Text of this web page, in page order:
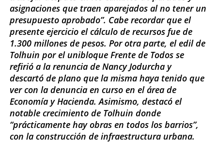
asignaciones que traen aparejados al no tener un
presupuesto aprobado”. Cabe recordar que el
presente ejercicio el cálculo de recursos fue de
1.300 millones de pesos. Por otra parte, el edil de
Tolhuin por el unibloque Frente de Todos se
refirió a la renuncia de Nancy Jodurcha y
descartó de plano que la misma haya tenido que
ver con la denuncia en curso en el área de
Economía y Hacienda. Asimismo, destacó el
notable crecimiento de Tolhuin donde
“prácticamente hay obras en todos los barrios”,
con la construcción de infraestructura urbana.